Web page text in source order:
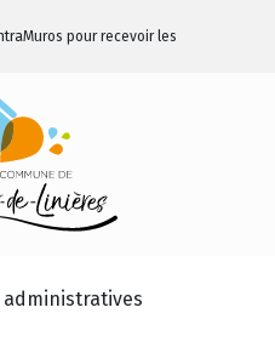
pour recevoir les
administratives